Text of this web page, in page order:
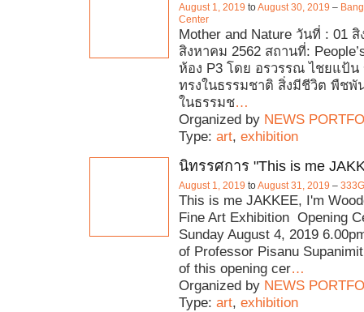
August 1, 2019 toAugust 30, 2019 –
Center
Mother and Nature วันที่ : 01
สิงหาคม 2562 สถานที่:
ห้อง P3 โดย อรวรรณ ไชยแป้น
ทรงในธรรมชาติ สิ่งมีชีวิต พืชพั
ในธรรมช…
Organized by NEWS
Type: art, exhibition
นิทรรศการ "This is me
August 1, 2019 toAugust 31, 2019 –
This is me JAKKEE, I'm
Fine Art Exhibition Opening
Sunday August 4, 2019
of Professor Pisanu
of this opening cer…
Organized by NEWS
Type: art, exhibition